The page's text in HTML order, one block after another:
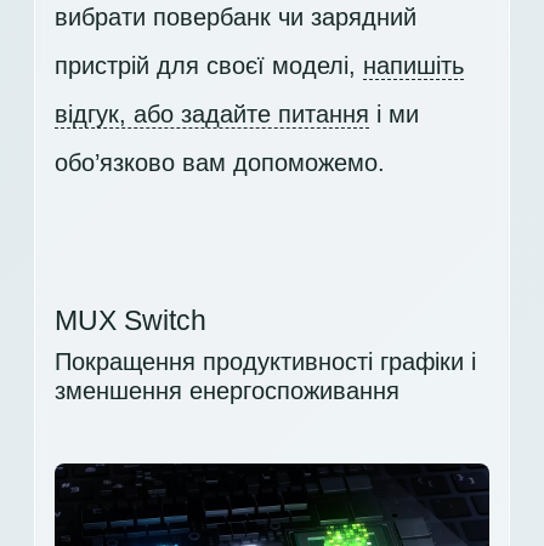
вибрати повербанк чи зарядний
пристрій для своєї моделі, напишіть
відгук, або задайте питання і ми
обо’язково вам допоможемо.
MUX Switch
Покращення продуктивності графіки і
зменшення енергоспоживання